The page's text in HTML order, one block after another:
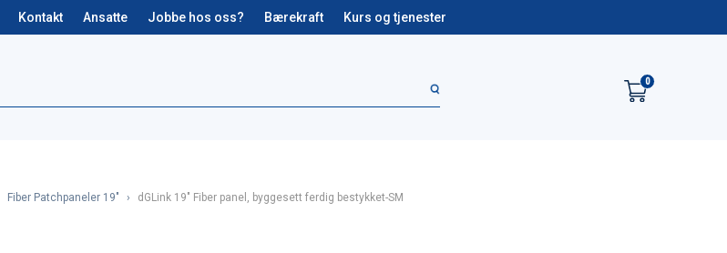
Kontakt Ansatte Jobbe hos oss? Bærekraft Kurs og tjenester
0
Fiber Patchpaneler 19" › dGLink 19″ Fiber panel, byggesett ferdig bestykket-SM